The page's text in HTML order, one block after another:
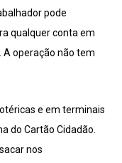
pode
qualquer conta em
operação não tem
e em terminais
do Cartão Cidadão.
nos